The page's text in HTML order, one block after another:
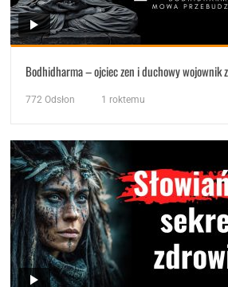
Bodhidharma – ojciec zen i duchowy wojownik
772 Odsłon 1 roktemu